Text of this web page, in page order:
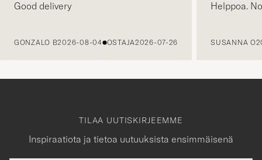
Good delivery
GONZALO B2026-08-04 OSTAJA2026-07-26
Helppoa.
SUSANNA O
TILAA UUTISKIRJEEMME
Inspiraatiota ja tietoa uutuuksista ensimmäisenä